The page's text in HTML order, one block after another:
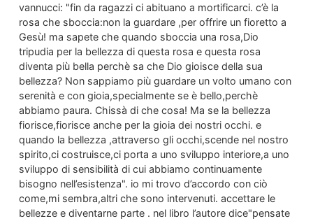
vannucci: "fin da ragazzi ci abituano a mortificarci. c’è la
rosa che sboccia:non la guardare ,per offrire un fioretto a
Gesù! ma sapete che quando sboccia una rosa,Dio
tripudia per la bellezza di questa rosa e questa rosa
diventa più bella perchè sa che Dio gioisce della sua
bellezza? Non sappiamo più guardare un volto umano con
serenità e con gioia,specialmente se è bello,perchè
abbiamo paura. Chissà di che cosa! Ma se la bellezza
fiorisce,fiorisce anche per la gioia dei nostri occhi. e
quando la bellezza ,attraverso gli occhi,scende nel nostro
spirito,ci costruisce,ci porta a uno sviluppo interiore,a uno
sviluppo di sensibilità di cui abbiamo continuamente
bisogno nell’esistenza". io mi trovo d’accordo con ciò
come,mi sembra,altri che sono intervenuti. accettare le
bellezze e diventarne parte . nel libro l’autore dice"pensate